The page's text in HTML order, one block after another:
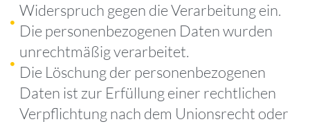
Widerspruch gegen die Verarbeitung ein.
Die personenbezogenen Daten wurden
unrechtmäßig verarbeitet.
Die Löschung der personenbezogenen
Daten ist zur Erfüllung einer rechtlichen
Verpflichtung nach dem Unionsrecht oder